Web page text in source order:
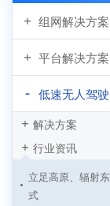
组网解决方案
平台解决方案
低速无人驾驶
解决方案
行业资讯
立足高原、辐射
式